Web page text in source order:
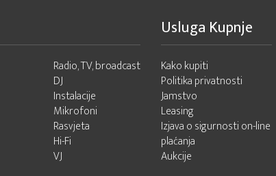
Radio, TV, broadcast
DJ
Instalacije
Mikrofoni
Rasvjeta
Hi-Fi
VJ
Usluga Kupnje
Kako kupiti
Politika privatnosti
Jamstvo
Leasing
Izjava o sigurnosti on-line
plaćanja
Aukcije